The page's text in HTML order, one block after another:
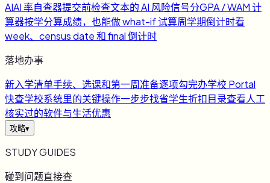
AIAI 率自查器提交前检查文本的 AI 风险信号分GPA / WAM 计
算器按学分算成绩，也能做 what-if 试算周学期倒计时看
week、census date 和 final 倒计时
落地办事
新入学清单手续、选课和第一周准备逐项勾完办学校 Portal
快查学校系统里的关键操作一步步找省学生折扣目录查看人工
核实过的软件与生活优惠
攻略▾
STUDY GUIDES
碰到问题直接查